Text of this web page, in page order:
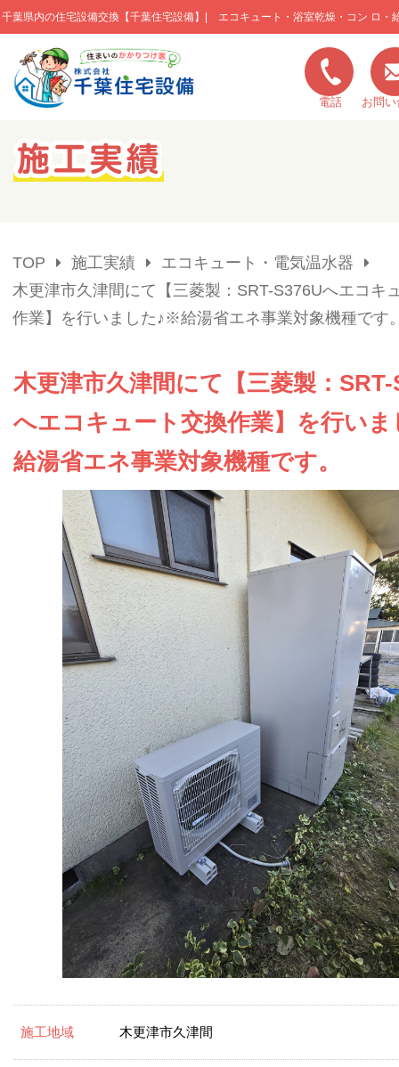
千葉県内の住宅設備交換【千葉住宅設備】| エコキュート・浴室乾燥・コン ロ・
このページの本文へ移動
電話 お問
キャンペーン一覧
会社概要
TOP 施工実績
エコキュート・電気温水器
木更津市久津間にて【三菱製：SRT-S376Uへエコキ
作業】を行いました♪※給湯省エネ事業対象機種です
木更津市久津間にて【三菱製：SRT-
へエコキュート交換作業】を行い
給湯省エネ事業対象機種です。
施工地域 木更津市久津間